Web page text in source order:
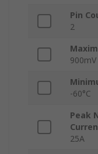
Pin
2
900mV
-60°C
Peak
25A